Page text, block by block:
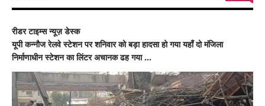
लगत
से
बन
रहा
निर्माणाधीन
लिंटर
अचानक
गिरा
रीडर टाइम्स न्यूज़ डेस्क
यूपी कन्नौज रेलवे स्टेशन पर शनिवार को बड़ा हादसा हो गया यहाँ दो मंजिला
निर्माणाधीन स्टेशन का लिंटर अचानक ढह गया …